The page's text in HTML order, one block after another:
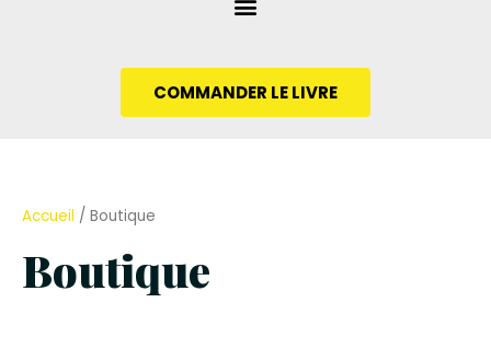
COMMANDER LE LIVRE
Accueil / Boutique
Boutique